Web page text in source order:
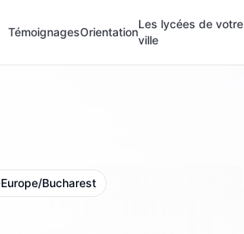
TémoignagesOrientation
Les lycées de votre
ville
Europe/Bucharest